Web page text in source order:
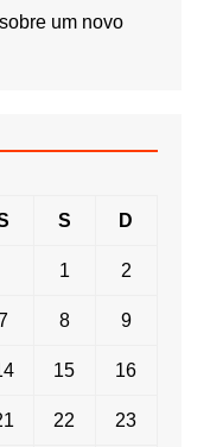
um novo
S D
1 2
8 9
15 16
22 23